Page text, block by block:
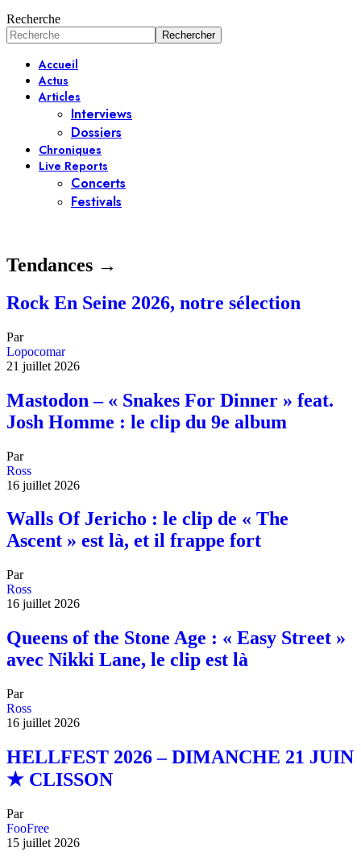
Recherche
Accueil
Actus
Articles
Interviews
Dossiers
Chroniques
Live Reports
Concerts
Festivals
Tendances →
Rock En Seine 2026, notre sélection
Par
Lopocomar
21 juillet 2026
Mastodon – « Snakes For Dinner » feat.
Josh Homme : le clip du 9e album
Par
Ross
16 juillet 2026
Walls Of Jericho : le clip de « The
Ascent » est là, et il frappe fort
Par
Ross
16 juillet 2026
Queens of the Stone Age : « Easy Street »
avec Nikki Lane, le clip est là
Par
Ross
16 juillet 2026
HELLFEST 2026 – DIMANCHE 21 JUIN
★ CLISSON
Par
FooFree
15 juillet 2026